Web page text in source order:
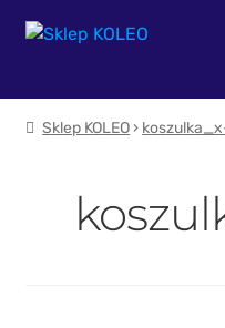
Przejdź
Przejdź
Jubileusz X-lecia
Mapa kolejowa Polski
Sklep KOLEO›